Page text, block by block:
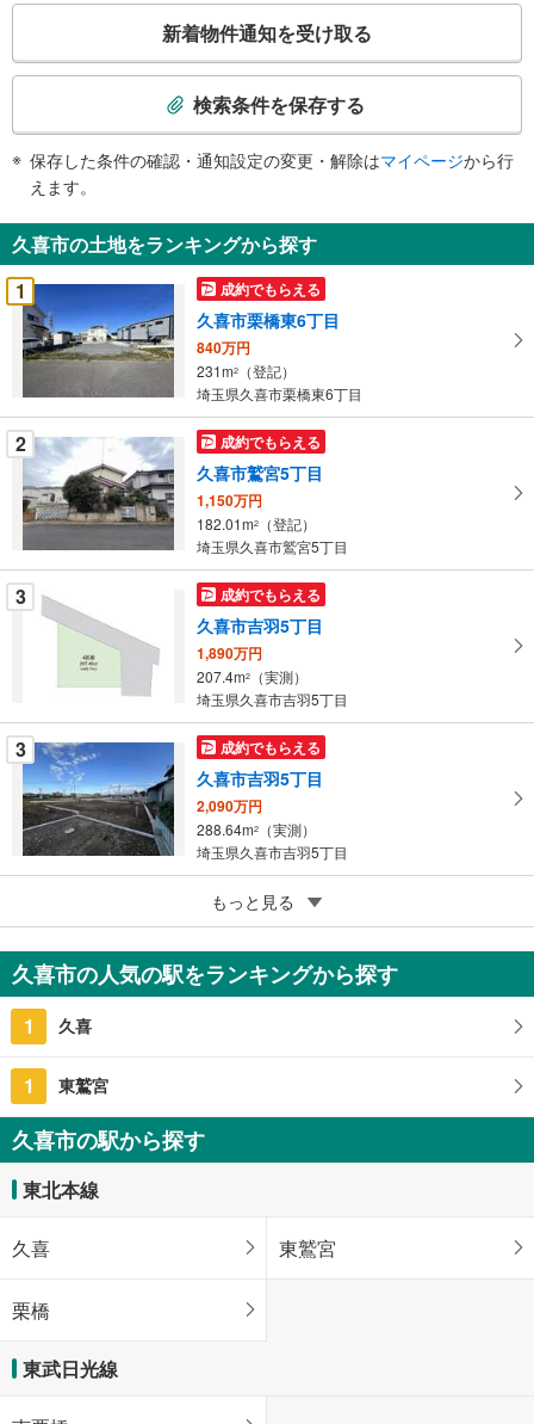
検
知
を
受
け
取
る
件
を
マ
イ
ー
ジ
る
新着物件通知を受け取る
検索条件を保存する
保存した条件の確認・通知設定の変更・解除はマイページから行
えます。
久喜市の土地をランキングから探す
1
成約でもらえる
久喜市栗橋東6丁目
840万円
231m2
（登記）
埼玉県久喜市栗橋東6丁目
2 成約でもらえる
久喜市鷲宮5丁目
1,150万円
182.01m2
（登記）
埼玉県久喜市鷲宮5丁目
3 成約でもらえる
久喜市吉羽5丁目
1,890万円
207.4m2
（実測）
埼玉県久喜市吉羽5丁目
3 成約でもらえる
久喜市吉羽5丁目
2,090万円
288.64m2
（実測）
埼玉県久喜市吉羽5丁目
成約でもらえる
久喜市菖蒲町菖蒲
580万円
181m2（登記）
もっと見る
久喜市の人気の駅をランキングから探す
1 久喜
1 東鷲宮
久喜市の駅から探す
東北本線
久喜 東鷲宮
栗橋
東武日光線